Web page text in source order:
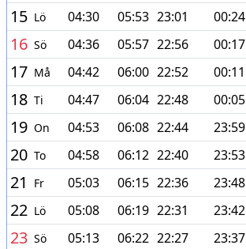
15 Lö 04:30 05:53 23:01 00:24
16 Sö 04:36 05:57 22:56 00:17
17 Må 04:42 06:00 22:52 00:11
18 Ti 04:47 06:04 22:48 00:05
19 On 04:53 06:08 22:44 23:59
20 To 04:58 06:12 22:40 23:53
21 Fr 05:03 06:15 22:36 23:48
22 Lö 05:08 06:19 22:31 23:42
23 Sö 05:13 06:22 22:27 23:37